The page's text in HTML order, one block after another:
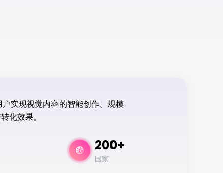
实现视觉内容的智能创作、规模
化效果。
200+
国家